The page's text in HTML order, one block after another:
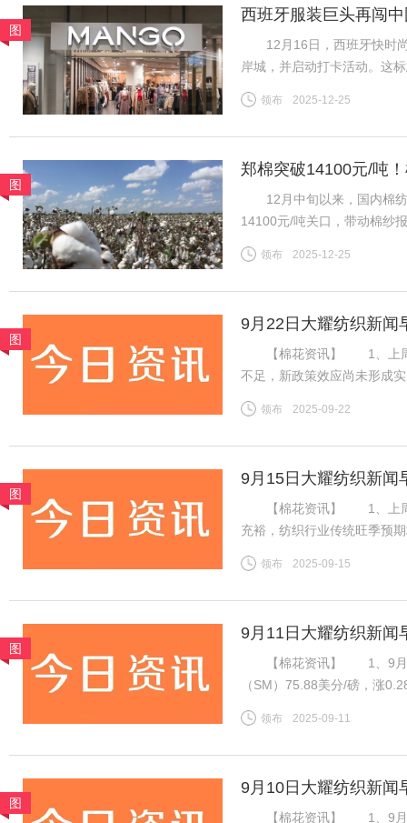
图
西班牙服装巨头再闯
12月16日，西班牙快时尚
岸城，并启动打卡活动。
20世纪80年代初，西班牙开
领布 2025-12-25
图
郑棉突破14100元/吨
地市场
12月中旬以来，国内棉纺
14100元/吨关口，带动棉纱
挤压，行业竞争格局生变
领布 2025-12-25
图
9月22日大耀纺织新闻
【棉花资讯】 1、上周国
不足，新政策效应尚未形成
盘ICE期棉同样先涨后跌，
领布 2025-09-22
图
9月15日大耀纺织新闻
【棉花资讯】 1、上周国
充裕，纺织行业传统旺季预
良好，新疆新棉吐絮率近
领布 2025-09-15
图
9月11日大耀纺织新闻
【棉花资讯】 1、9月10
（SM）75.88美分/磅，涨
磅，涨0.28美分/磅，折一般
领布 2025-09-11
图
9月10日大耀纺织新闻
【棉花资讯】 1、9月8